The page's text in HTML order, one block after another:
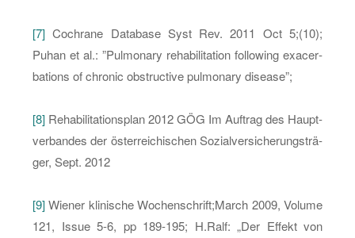
[7] Co­ch­ra­ne Da­ta­ba­se Syst Rev. 2011 Oct 5;(10);
Puhan et al.: ”Pul­mo­na­ry re­ha­bi­li­ta­ti­on fol­lo­wing ex­a­cer­
ba­ti­ons of chro­nic ob­struc­tive pul­mo­na­ry di­sea­se”;
[8] Re­ha­bi­li­ta­ti­ons­plan 2012 GÖG Im Auf­trag des Haupt­
ver­ban­des der ös­ter­rei­chi­schen So­zi­al­ver­si­che­rungs­trä­
ger, Sept. 2012
[9]Wie­ner kli­ni­sche Wo­chen­schrift;March 2009, Vo­lu­me
121, Issue 5-6, pp 189-195; H.​Ralf: „Der Ef­fekt von